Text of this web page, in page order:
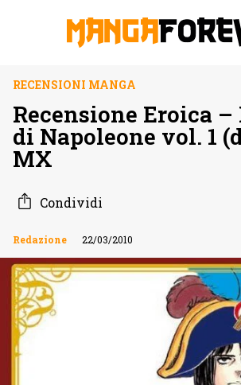
RECENSIONI MANGA
Recensione Eroica
di Napoleone vol. 1
MX
Condividi
Redazione 22/03/2010